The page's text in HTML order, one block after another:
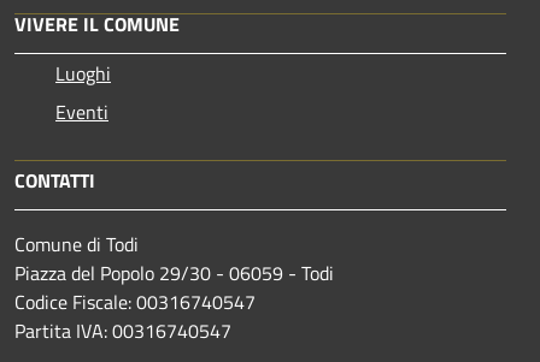
VIVERE IL COMUNE
Luoghi
Eventi
CONTATTI
Comune di Todi
Piazza del Popolo 29/30 - 06059 - Todi
Codice Fiscale: 00316740547
Partita IVA: 00316740547